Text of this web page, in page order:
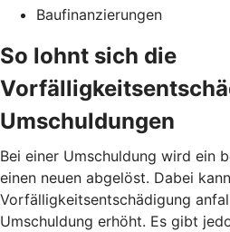
Baufinanzierungen
So lohnt sich die
Umschuldungen
Bei einer Umschuldung wird ein
einen neuen abgelöst. Dabei
Vorfälligkeitsentschädigung
Umschuldung erhöht. Es gibt